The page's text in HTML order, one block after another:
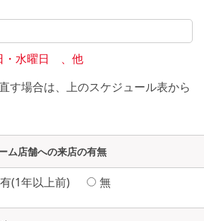
・水曜日 、他
す場合は、上のスケジュール表から
ム店舗への来店の有無
有(1年以上前) 無